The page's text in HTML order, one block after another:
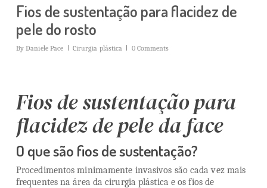
Fios de sustentação para flacidez de
pele do rosto
By Daniele Pace Cirurgia plástica 0 Comments
Fios de sustentação para
flacidez de pele da face
O que são fios de sustentação?
Procedimentos minimamente invasivos são cada vez mais
frequentes na área da cirurgia plástica e os fios de